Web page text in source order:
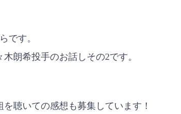
です。
朗希投手のお話しその2です。
聴いての感想も募集しています！